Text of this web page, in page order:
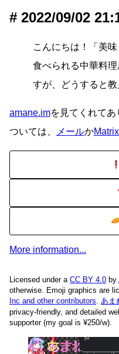
2022/09/02
こんにちは！「美
食べられる中華料
すが、どうすると
amane.imを見てくれて
ついては、
メールかMatrix
More information...
Licensed under a CC BY 4.0 by
otherwise. Emoji graphics are
Inc and other contributors. あま
privacy-friendly, and detailed
supporter (my goal is ¥250/w).